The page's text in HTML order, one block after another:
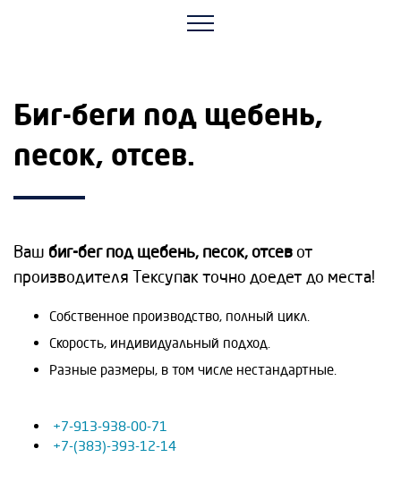
Биг-беги под щебень,
песок, отсев.
Ваш биг-бег под щебень, песок, отсевот
производителя Тексупак точно доедет до места!
Собственное производство, полный цикл.
Скорость, индивидуальный подход.
Разные размеры, в том числе нестандартные.
+7-913-938-00-71
+7-(383)-393-12-14